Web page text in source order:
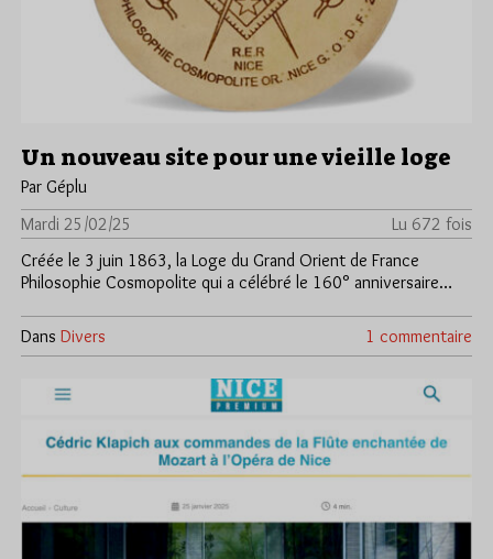
Un nouveau site pour une vieille loge
Par Géplu
Mardi 25/02/25
Lu 672 fois
Créée le 3 juin 1863, la Loge du Grand Orient de France
Philosophie Cosmopolite qui a célébré le 160° anniversaire…
Dans Divers 1 commentaire